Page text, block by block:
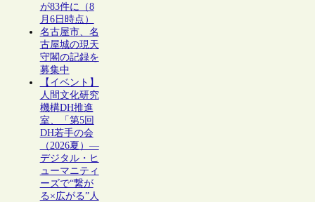
が83件に（8
月6日時点）
名古屋市、名
古屋城の現天
守閣の記録を
募集中
【イベント】
人間文化研究
機構DH推進
室、「第5回
DH若手の会
（2026夏）―
デジタル・ヒ
ューマニティ
ーズで“繋が
る×広がる”人